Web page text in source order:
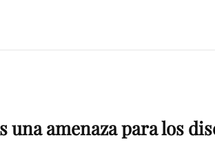
amenaza para los